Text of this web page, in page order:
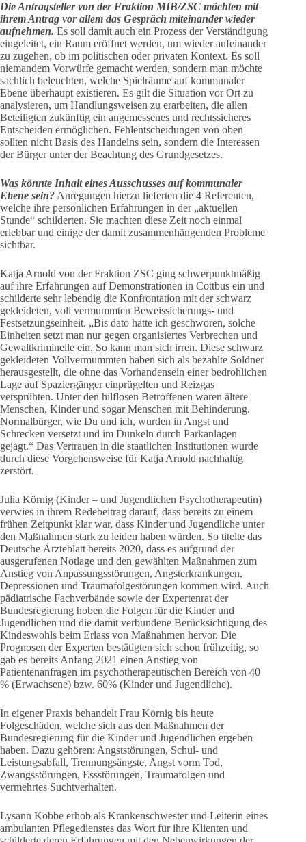
Die Antragsteller von der Fraktion MIB/ZSC möchten mit
ihrem Antrag vor allem das Gespräch miteinander wieder
aufnehmen. Es soll damit auch ein Prozess der Verständigung
eingeleitet, ein Raum eröffnet werden, um wieder aufeinander
zu zugehen, ob im politischen oder privaten Kontext. Es soll
niemandem Vorwürfe gemacht werden, sondern man möchte
sachlich beleuchten, welche Spielräume auf kommunaler
Ebene überhaupt existieren. Es gilt die Situation vor Ort zu
analysieren, um Handlungsweisen zu erarbeiten, die allen
Beteiligten zukünftig ein angemessenes und rechtssicheres
Entscheiden ermöglichen. Fehlentscheidungen von oben
sollten nicht Basis des Handelns sein, sondern die Interessen
der Bürger unter der Beachtung des Grundgesetzes.
Was könnte Inhalt eines Ausschusses auf kommunaler
Ebene sein? Anregungen hierzu lieferten die 4 Referenten,
welche ihre persönlichen Erfahrungen in der „aktuellen
Stunde“ schilderten. Sie machten diese Zeit noch einmal
erlebbar und einige der damit zusammenhängenden Probleme
sichtbar.
Katja Arnold von der Fraktion ZSC ging schwerpunktmäßig
auf ihre Erfahrungen auf Demonstrationen in Cottbus ein und
schilderte sehr lebendig die Konfrontation mit der schwarz
gekleideten, voll vermummten Beweissicherungs- und
Festsetzungseinheit. „Bis dato hätte ich geschworen, solche
Einheiten setzt man nur gegen organisiertes Verbrechen und
Gewaltkriminelle ein. So kann man sich irren. Diese schwarz
gekleideten Vollvermummten haben sich als bezahlte Söldner
herausgestellt, die ohne das Vorhandensein einer bedrohlichen
Lage auf Spaziergänger einprügelten und Reizgas
versprühten. Unter den hilflosen Betroffenen waren ältere
Menschen, Kinder und sogar Menschen mit Behinderung.
Normalbürger, wie Du und ich, wurden in Angst und
Schrecken versetzt und im Dunkeln durch Parkanlagen
gejagt.“ Das Vertrauen in die staatlichen Institutionen wurde
durch diese Vorgehensweise für Katja Arnold nachhaltig
zerstört.
Julia Körnig (Kinder – und Jugendlichen Psychotherapeutin)
verwies in ihrem Redebeitrag darauf, dass bereits zu einem
frühen Zeitpunkt klar war, dass Kinder und Jugendliche unter
den Maßnahmen stark zu leiden haben würden. So titelte das
Deutsche Ärzteblatt bereits 2020, dass es aufgrund der
ausgerufenen Notlage und den gewählten Maßnahmen zum
Anstieg von Anpassungsstörungen, Angsterkrankungen,
Depressionen und Traumafolgestörungen kommen wird. Auch
pädiatrische Fachverbände sowie der Expertenrat der
Bundesregierung hoben die Folgen für die Kinder und
Jugendlichen und die damit verbundene Berücksichtigung des
Kindeswohls beim Erlass von Maßnahmen hervor. Die
Prognosen der Experten bestätigten sich schon frühzeitig, so
gab es bereits Anfang 2021 einen Anstieg von
Patientenanfragen im psychotherapeutischen Bereich von 40
% (Erwachsene) bzw. 60% (Kinder und Jugendliche).
In eigener Praxis behandelt Frau Körnig bis heute
Folgeschäden, welche sich aus den Maßnahmen der
Bundesregierung für die Kinder und Jugendlichen ergeben
haben. Dazu gehören: Angststörungen, Schul- und
Leistungsabfall, Trennungsängste, Angst vorm Tod,
Zwangsstörungen, Essstörungen, Traumafolgen und
vermehrtes Suchtverhalten.
Lysann Kobbe erhob als Krankenschwester und Leiterin eines
ambulanten Pflegedienstes das Wort für ihre Klienten und